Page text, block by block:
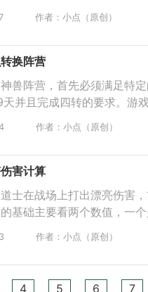
作者：小点（原创）
换阵营
兽阵营，首先必须满足特
并且完成四转的要求。游
作者：小点（原创）
害计算
士在战场上打出漂亮伤害
基础主要看两个数值，一
作者：小点（原创）
4 5 6 7